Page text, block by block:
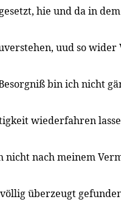
hie und da in
uud so
bin ich nicht
wiederfahren
nicht nach meinem
überzeugt